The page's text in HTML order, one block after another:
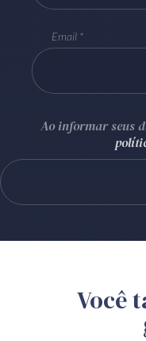
Email
Ao informar seus
Você